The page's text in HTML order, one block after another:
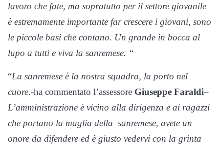
lavoro che fate, ma sopratutto per il settore giovanile
è estremamente importante far crescere i giovani, sono
le piccole basi che contano. Un grande in bocca al
lupo a tutti e viva la sanremese. “
“La sanremese è la nostra squadra, la porto nel
cuore.-ha commentato l’assessore Giuseppe Faraldi–
L’amministrazione è vicino alla dirigenza e ai ragazzi
che portano la maglia della sanremese, avete un
onore da difendere ed è giusto vedervi con la grinta